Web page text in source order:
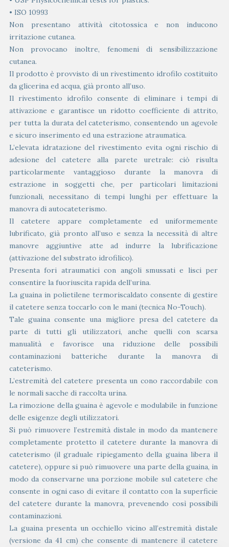
• ISO 10993
Non presentano attività citotossica e non inducono
irritazione cutanea.
Non provocano inoltre, fenomeni di sensibilizzazione
cutanea.
Il prodotto è provvisto di un rivestimento idrofilo costituito
da glicerina ed acqua, già pronto all’uso.
Il rivestimento idrofilo consente di eliminare i tempi di
attivazione e garantisce un ridotto coefficiente di attrito,
per tutta la durata del cateterismo, consentendo un agevole
e sicuro inserimento ed una estrazione atraumatica.
L’elevata idratazione del rivestimento evita ogni rischio di
adesione del catetere alla parete uretrale: ciò risulta
particolarmente vantaggioso durante la manovra di
estrazione in soggetti che, per particolari limitazioni
funzionali, necessitano di tempi lunghi per effettuare la
manovra di autocateterismo.
Il catetere appare completamente ed uniformemente
lubrificato, già pronto all’uso e senza la necessità di altre
manovre aggiuntive atte ad indurre la lubrificazione
(attivazione del substrato idrofilico).
Presenta fori atraumatici con angoli smussati e lisci per
consentire la fuoriuscita rapida dell’urina.
La guaina in polietilene termoriscaldato consente di gestire
il catetere senza toccarlo con le mani (tecnica No-Touch).
Tale guaina consente una migliore presa del catetere da
parte di tutti gli utilizzatori, anche quelli con scarsa
manualità e favorisce una riduzione delle possibili
contaminazioni batteriche durante la manovra di
cateterismo.
L’estremità del catetere presenta un cono raccordabile con
le normali sacche di raccolta urina.
La rimozione della guaina è agevole e modulabile in funzione
delle esigenze degli utilizzatori.
Si può rimuovere l’estremità distale in modo da mantenere
completamente protetto il catetere durante la manovra di
cateterismo (il graduale ripiegamento della guaina libera il
catetere), oppure si può rimuovere una parte della guaina, in
modo da conservarne una porzione mobile sul catetere che
consente in ogni caso di evitare il contatto con la superficie
del catetere durante la manovra, prevenendo così possibili
contaminazioni.
La guaina presenta un occhiello vicino all’estremità distale
(versione da 41 cm) che consente di mantenere il catetere